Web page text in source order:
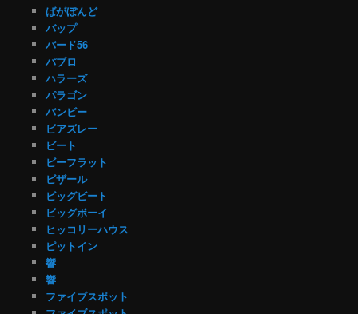
ばがぼんど
バップ
バード56
パブロ
ハラーズ
パラゴン
バンビー
ビアズレー
ビート
ビーフラット
ビザール
ビッグビート
ビッグボーイ
ヒッコリーハウス
ピットイン
響
響
ファイブスポット